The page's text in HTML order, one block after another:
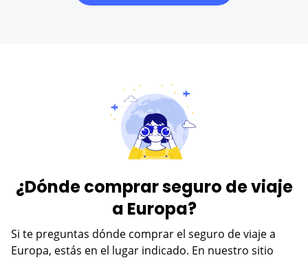
¿Dónde comprar seguro de viaje
a Europa?
Si te preguntas dónde comprar el seguro de viaje a
Europa, estás en el lugar indicado. En nuestro sitio